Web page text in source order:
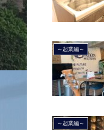
～起業編～
～起業編～